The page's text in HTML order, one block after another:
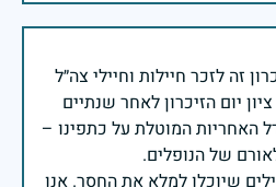
זה לזכר חיילות וחיילי צה״ל
יום הזיכרון לאחר שנתיים
האחריות המוטלת על כתפינו –
שיוכלו למלא את החסר. אנו